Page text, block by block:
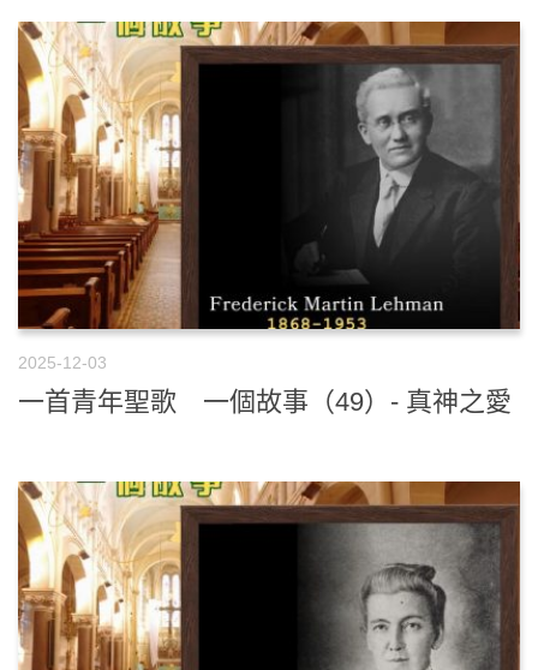
2025-12-03
一首青年聖歌 一個故事（49）- 真神之愛